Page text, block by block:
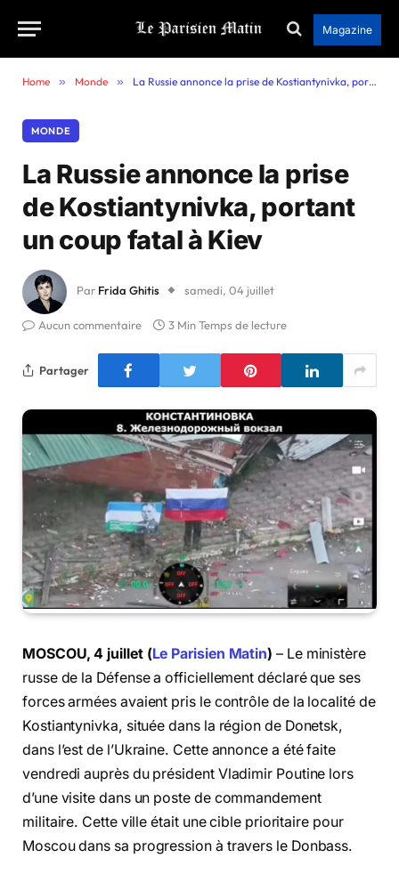
Magazine
Home » Monde » La Russie annonce la prise de Kostiantynivka, portant un coup fatal à Kiev
MONDE
La Russie annonce la prise
de Kostiantynivka, portant
un coup fatal à Kiev
Par Frida Ghitis samedi, 04 juillet
Aucun commentaire 3 Min Temps de lecture
Partager
MOSCOU, 4 juillet (Le Parisien Matin) – Le ministère
russe de la Défense a officiellement déclaré que ses
forces armées avaient pris le contrôle de la localité de
Kostiantynivka, située dans la région de Donetsk,
dans l’est de l’Ukraine. Cette annonce a été faite
vendredi auprès du président Vladimir Poutine lors
d’une visite dans un poste de commandement
militaire. Cette ville était une cible prioritaire pour
Moscou dans sa progression à travers le Donbass.